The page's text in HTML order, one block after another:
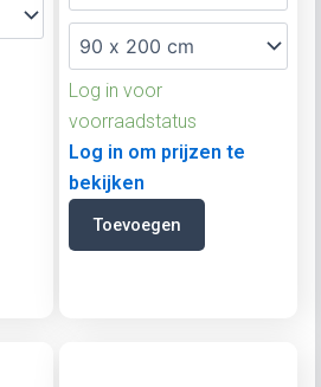
Log in voor
voorraadstatus
Log in om prijzen te
bekijken
Toevoegen